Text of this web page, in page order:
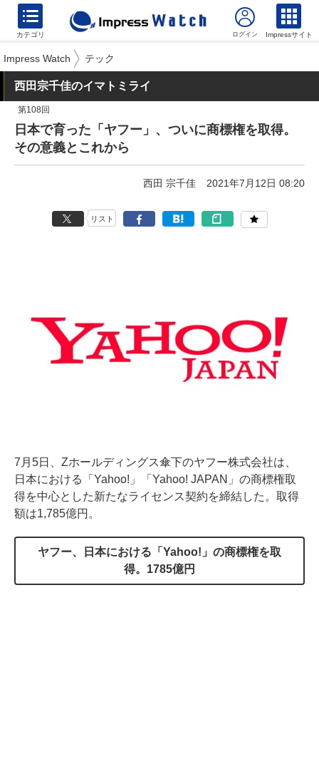
カテゴリ Impressサイト
Impress Watch テック
西田宗千佳のイマトミライ
第108回
日本で育った「ヤフー」、ついに商標権を取得。
その意義とこれから
西田 宗千佳 2021年7月12日 08:20
リスト
7月5日、Zホールディングス傘下のヤフー株式会社は、
日本における「Yahoo!」「Yahoo! JAPAN」の商標権取
得を中心とした新たなライセンス契約を締結した。取得
額は1,785億円。
ヤフー、日本における「Yahoo!」の商標権を取
得。1785億円